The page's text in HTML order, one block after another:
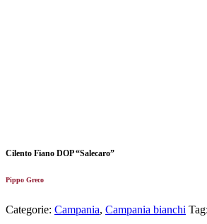
Cilento Fiano DOP “Salecaro”
Pippo Greco
Categorie: Campania, Campania bianchi Tag: